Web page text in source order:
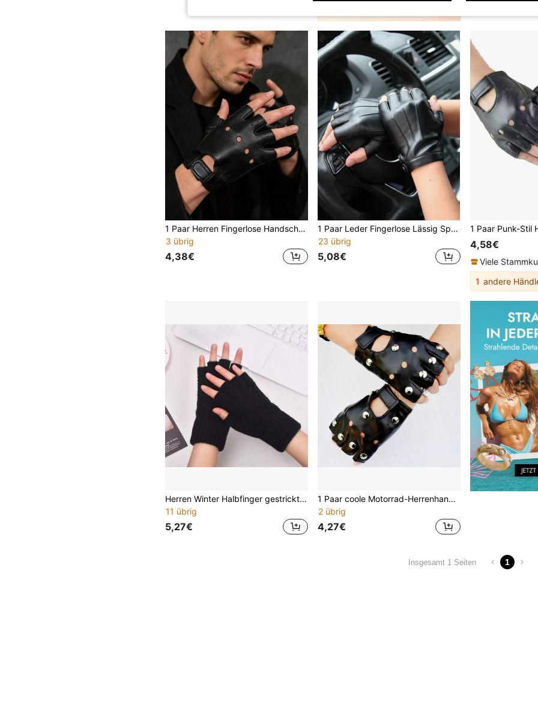
1 Paar Herren Fingerlose Handschuhe, Fahr- & Streetdance-Performance-Handschuhe, Ganzjahres-Dünne Fingerlose Radsport-Handschuhe
3 übrig
4,38€
1 Paar Leder Fingerlose Lässig Sport Stil Handschuhe, Mode Street Dance für Herren
23 übrig
5,08€
4,58€
Viele
1 andere
Herren Winter Halbfinger gestrickte Handschuhe zum Schreiben, Büro, Radfahren, Studenten, warme Alpaka-Wolle dicke elastische Fahrhandschuhe, Sommer, Festival
11 übrig
5,27€
1 Paar coole Motorrad-Herrenhandschuhe mit Nieten, unkonventionelle Halbfinger-Handschuhe, Punk-Handschuhe, Streetdance-Halbfinger-Handschuhe, fingerlose Performance-Handschuhe, minimalistischer personalisierter fingerloser Stil, langanhaltend bequeme Outdoor-Handschuhe, fingerloses Design, rutschfeste langanhaltend Handschuhe für Radfahren, Klettern und Fitness
2 übrig
4,27€
Insgesamt 1 Seiten 1